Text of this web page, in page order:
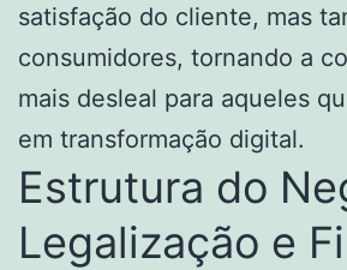
satisfação do cliente, mas
consumidores, tornando a
mais desleal para aqueles
em transformação digital.
Estrutura do
Legalização e